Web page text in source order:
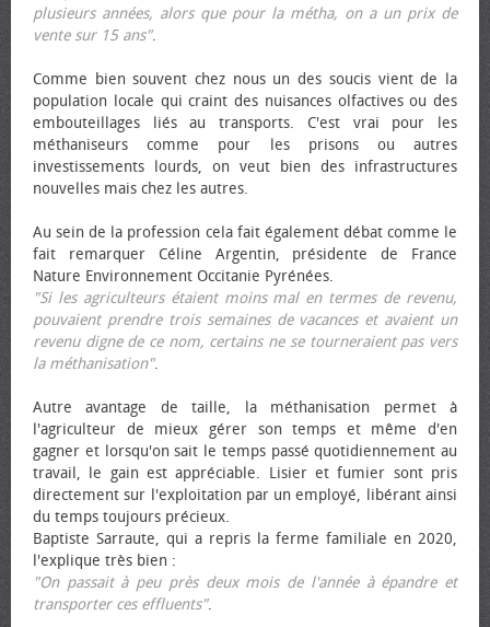
plusieurs années, alors que pour la métha, on a un prix de
vente sur 15 ans".
Comme bien souvent chez nous un des soucis vient de la
population locale qui craint des nuisances olfactives ou des
embouteillages liés au transports. C'est vrai pour les
méthaniseurs comme pour les prisons ou autres
investissements lourds, on veut bien des infrastructures
nouvelles mais chez les autres.
Au sein de la profession cela fait également débat comme le
fait remarquer Céline Argentin, présidente de France
Nature Environnement Occitanie Pyrénées.
"Si les agriculteurs étaient moins mal en termes de revenu,
pouvaient prendre trois semaines de vacances et avaient un
revenu digne de ce nom, certains ne se tourneraient pas vers
la méthanisation".
Autre avantage de taille, la méthanisation permet à
l'agriculteur de mieux gérer son temps et même d'en
gagner et lorsqu'on sait le temps passé quotidiennement au
travail, le gain est appréciable. Lisier et fumier sont pris
directement sur l'exploitation par un employé, libérant ainsi
du temps toujours précieux.
Baptiste Sarraute, qui a repris la ferme familiale en 2020,
l'explique très bien :
"On passait à peu près deux mois de l'année à épandre et
transporter ces effluents".